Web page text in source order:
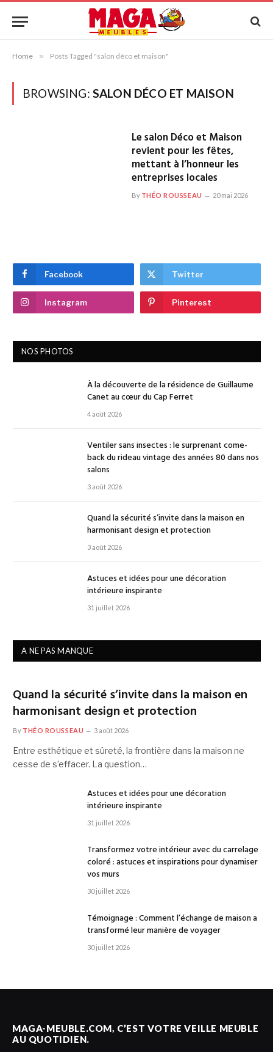
Home » Posts Tagged "salon déco et maison"
BROWSING: SALON DÉCO ET MAISON
Le salon Déco et Maison
revient pour les fêtes,
mettant à l’honneur les
entreprises locales
By THÉO ROUSSEAU 20 mai 2026
Facebook Twitter
Instagram Pinterest
NOS PHOTOS
À la découverte de la résidence de Guillaume
Canet au cœur du Cap Ferret
4 août 2026
Ventiler sans insectes : le surprenant come-
back du rideau vintage des années 80 dans nos
salons
3 août 2026
Quand la sécurité s’invite dans la maison en
harmonisant design et protection
3 août 2026
Astuces et idées pour une décoration
intérieure inspirante
31 juillet 2026
A NE PAS MANQUE
Quand la sécurité s’invite dans la maison en
harmonisant design et protection
By THÉO ROUSSEAU 3 août 2026
Entre esthétique et sûreté, la frontière dans la maison ne
cesse de s’effacer. La question…
Astuces et idées pour une décoration
intérieure inspirante
31 juillet 2026
Transformez votre intérieur avec du carrelage
coloré : astuces et inspirations pour dynamiser
vos murs
30 juillet 2026
Témoignage : Comment l’échange de maison a
transformé leur manière de voyager
30 juillet 2026
MAGA-MEUBLE.COM, C’EST VOTRE VEILLE MEUBLE
AU QUOTIDIEN.